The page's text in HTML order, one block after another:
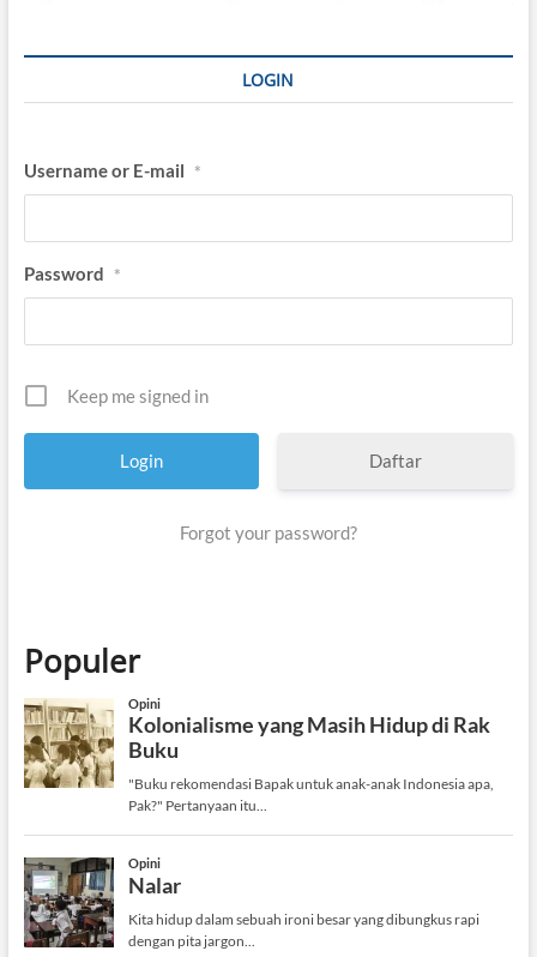
LOGIN
Username or E-mail *
Password *
Keep me signed in
Daftar
Forgot your password?
Populer